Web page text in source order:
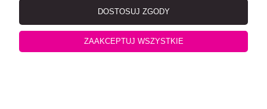
MjAMjAM Insekty z wyśmienitą cielęciną puszka 800g
DOSTOSUJ ZGODY
ZAAKCEPTUJ WSZYSTKIE